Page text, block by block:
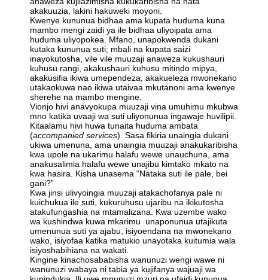
akakuuzia, lakini hakuweki moyoni.
Kwenye kununua bidhaa ama kupata huduma kuna
mambo mengi zaidi ya ile bidhaa uliyoipata ama
huduma uliyopokea. Mfano, unapokwenda dukani
kutaka kununua suti; mbali na kupata saizi
inayokutosha, vile vile muuzaji anaweza kukushauri
kuhusu rangi, akakushauri kuhusu mitindo mipya,
akakusifia ikiwa umependeza, akakueleza mwonekano
utakaokuwa nao ikiwa utaivaa mkutanoni ama kwenye
sherehe na mambo mengine.
Vionjo hivi anavyokupa muuzaji vina umuhimu mkubwa
mno katika uvaaji wa suti uliyonunua ingawaje huvilipii.
Kitaalamu hivi huwa tunaita huduma ambata
(accompanied services). Sasa fikiria unaingia dukani
ukiwa umenuna, ama unaingia muuzaji anakukaribisha
kwa upole na ukarimu halafu wewe unauchuna, ama
anakusalimia halafu wewe unajibu kimtako mkato na
kwa hasira. Kisha unasema “Nataka suti ile pale, bei
gani?”
Kwa jinsi ulivyoingia muuzaji atakachofanya pale ni
kuichukua ile suti, kukuruhusu ujaribu na ikikutosha
atakufungashia na mtamalizana. Kwa uzembe wako
wa kushindwa kuwa mkarimu unaponunua utajikuta
umenunua suti ya ajabu, isiyoendana na mwonekano
wako, isiyofaa katika matukio unayotaka kuitumia wala
isiyoshabihiana na wakati.
Kingine kinachosababisha wanunuzi wengi wawe ni
wanunuzi wabaya ni tabia ya kujifanya wajuaji wa